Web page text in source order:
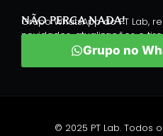
NÃO PERCA NADA!
Grupo WhatsApp do PT Lab,
novidades, atualizações e
Grupo no
© 2025 PT Lab. Todos